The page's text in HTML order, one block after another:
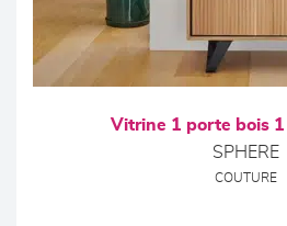
Vitrine 1 porte bois
SPHERE
COUTURE